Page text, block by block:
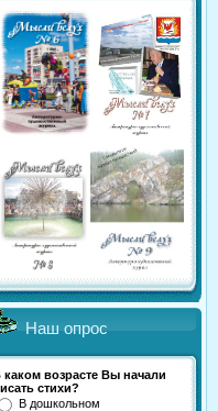
Наш опрос
каком возрасте Вы начали
стихи?
В дошкольном